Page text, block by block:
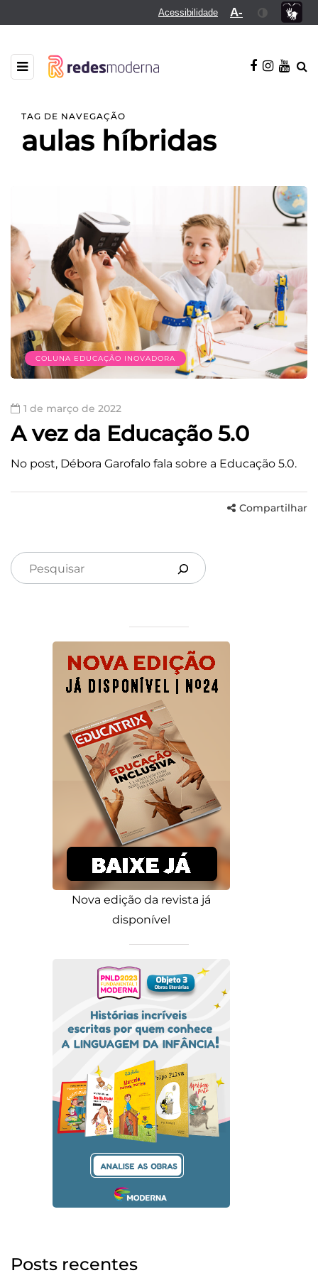
Acessibilidade A-
TAG DE NAVEGAÇÃO
aulas híbridas
COLUNA EDUCAÇÃO INOVADORA
1 de março de 2022
A vez da Educação 5.0
No post, Débora Garofalo fala sobre a Educação 5.0.
Compartilhar
Nova edição da revista já
disponível
Posts recentes